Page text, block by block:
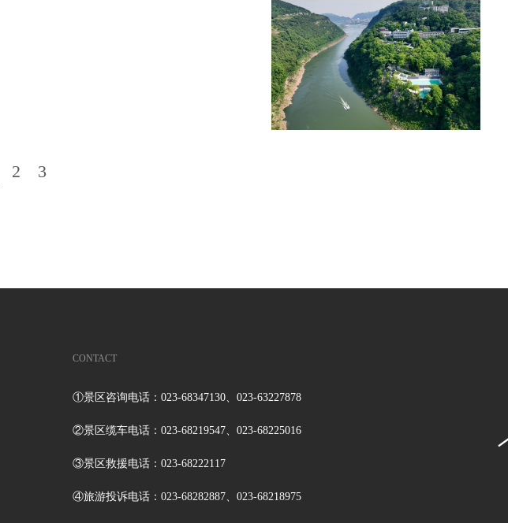
2 3
CONTACT
①景区咨询电话：023-68347130、023-63227878
②景区缆车电话：023-68219547、023-68225016
③景区救援电话：023-68222117
④旅游投诉电话：023-68282887、023-68218975